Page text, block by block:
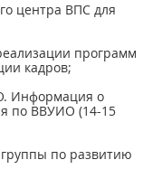
центра ВПС для
программ
кадров;
Информация о
по ВВУИО (14-15
по развитию